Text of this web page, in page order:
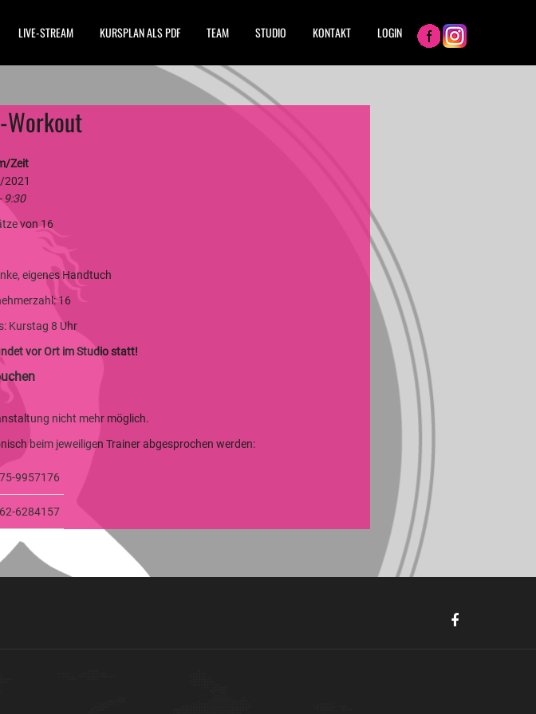
LIVE-STREAM KURSPLAN ALS PDF TEAM STUDIO KONTAKT LOGIN
Workout
Zeit
9:30
von 16
eigenes Handtuch
16
Kurstag 8 Uhr
vor Ort im Studio statt!
nicht mehr möglich.
beim jeweiligen Trainer abgesprochen werden:
9957176
6284157